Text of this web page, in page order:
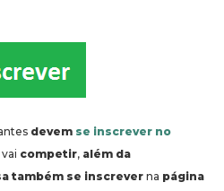
devem se inscrever no
competir, além da
também se inscrever na página